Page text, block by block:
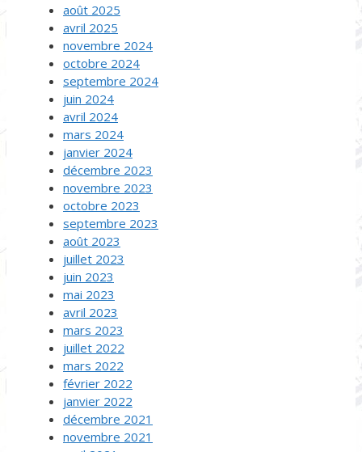
août 2025
avril 2025
novembre 2024
octobre 2024
septembre 2024
juin 2024
avril 2024
mars 2024
janvier 2024
décembre 2023
novembre 2023
octobre 2023
septembre 2023
août 2023
juillet 2023
juin 2023
mai 2023
avril 2023
mars 2023
juillet 2022
mars 2022
février 2022
janvier 2022
décembre 2021
novembre 2021